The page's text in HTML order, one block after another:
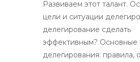
Развиваем этот талант.
цели и ситуации
делегирование сделать
эффективным? Основные
делегирования: правила,